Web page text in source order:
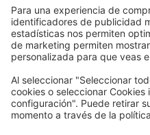
máximo del descuento: 150 € del valor
Sin pedido mínimo. No canjeable por
promociones ni códigos de descuento.La
la recepción.
3
cesta, y ahorra en productos
veces. No canjeable por dinero en
La promoción es válida hasta el 31/08/